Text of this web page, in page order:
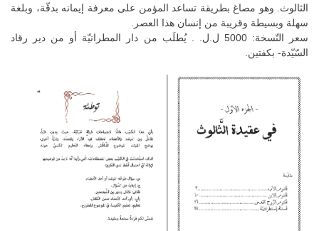
الثالوث. وهو مصاغ بطريقة تساعد المؤمن على معرفة إيمانه بدقّة، وبلغة
سهلة وبسيطة وقريبة من إنسان هذا العصر.
سعر النّسخة: 5000 ل.ل. . يُطلَب من دار المطرانيّة أو من دير رقاد
السّيّدة- بكفتين.